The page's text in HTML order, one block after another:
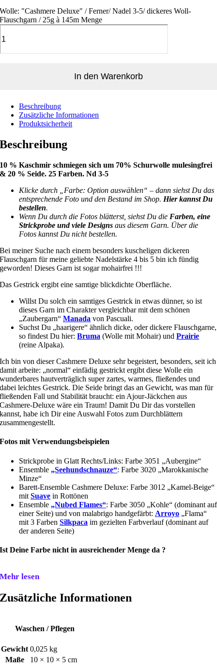
Wolle: "Cashmere Deluxe" / Ferner/ Nadel 3-5/ dickeres Woll-
Flauschgarn / 25g à 145m Menge
In den Warenkorb
Beschreibung
Zusätzliche Informationen
Produktsicherheit
Beschreibung
10 % Kaschmir schmiegen sich um 70% Schurwolle mulesingfrei
& 20 % Seide. 25 Farben. Nd 3-5
Klicke durch „Farbe: Option auswählen“ – dann siehst Du das
entsprechende Foto und den Bestand im Shop. Hier kannst Du
bestellen.
Wenn Du durch die Fotos blätterst, siehst Du die Farben, eine
Strickprobe und viele Designs aus diesem Garn. Über die
Fotos kannst Du nicht bestellen.
Bei meiner Suche nach einem besonders kuscheligen dickeren
Flauschgarn für meine geliebte Nadelstärke 4 bis 5 bin ich fündig
geworden! Dieses Garn ist sogar mohairfrei !!!
Das Gestrick ergibt eine samtige blickdichte Oberfläche.
Willst Du solch ein samtiges Gestrick in etwas dünner, so ist
dieses Garn im Charakter vergleichbar mit dem schönen
„Zaubergarn“Manada von Pascuali.
Suchst Du „haarigere“ ähnlich dicke, oder dickere Flauschgarne,
so findest Du hier:Bruma (Wolle mit Mohair) undPrairie
(reine Alpaka).
Ich bin von dieser Cashmere Deluxe sehr begeistert, besonders, seit ich
damit arbeite: „normal“ einfädig gestrickt ergibt diese Wolle ein
wunderbares hautverträglich super zartes, warmes, fließendes und
dabei leichtes Gestrick. Die Seide bringt das an Gewicht, was man für
fließenden Fall und Stabilität braucht: ein Ajour-Jäckchen aus
Cashmere-Deluxe wäre ein Traum! Damit Du Dir das vorstellen
kannst, habe ich Dir eine Auswahl Fotos zum Durchblättern
zusammengestellt.
Fotos mit Verwendungsbeispielen
Strickprobe in Glatt Rechts/Links: Farbe 3051 „Aubergine“
Ensemble „Seehundschnauze“: Farbe 3020 „Marokkanische
Minze“
Barett-Ensemble Cashmere Deluxe: Farbe 3012 „Kamel-Beige“
mitSuave in Rottönen
Ensemble „Nubed Flames“: Farbe 3050 „Kohle“ (dominant auf
einer Seite) und von malabrigo handgefärbt: Arroyo „Flama“
mit 3 FarbenSilkpaca im gezielten Farbverlauf (dominant auf
der anderen Seite)
Ist Deine Farbe nicht in ausreichender Menge da ?
Mehr lesen
Zusätzliche Informationen
Waschen / Pflegen
Gewicht 0,025 kg
Maße
10 × 10 × 5 cm